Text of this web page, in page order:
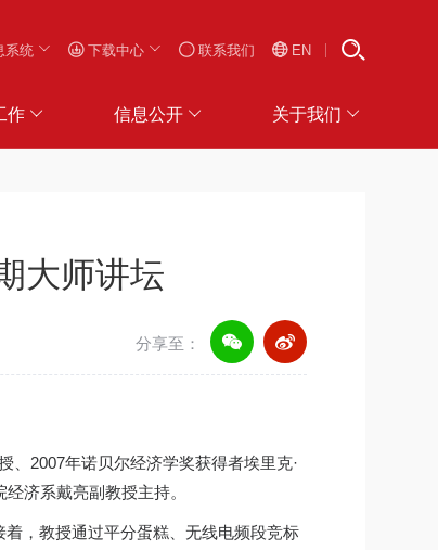
系统 下载中心 联系我们 EN
作 信息公开 关于我们
大师讲坛
分享至：
、2007年诺贝尔经济学奖获得者埃里克·
济系戴亮副教授主持。
，教授通过平分蛋糕、无线电频段竞标